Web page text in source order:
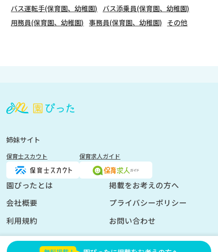
バス運転手(保育園、幼稚園)
バス添乗員(保育園、幼稚園)
用務員(保育園、幼稚園) 事務員(保育園、幼稚園) その他
登
く
イ
ン
姉妹サイト
保育士スカウト 保育求人ガイド
園ぴったとは
掲載をお考えの方へ
会社概要
プライバシーポリシー
利用規約
お問い合わせ